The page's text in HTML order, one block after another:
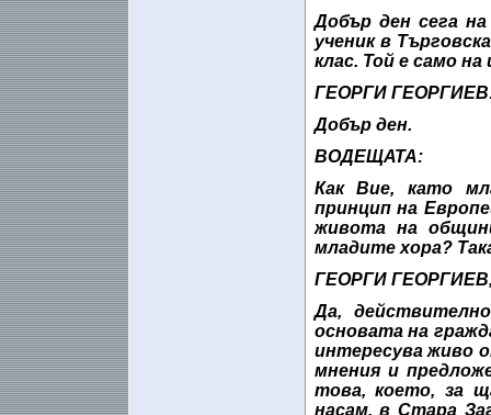
Добър ден сега
ученик в
клас. Той е само
ГЕОРГИ
Добър ден.
ВОДЕЩАТА:
Как Вие, като
принцип на
живота на
младите хора?
ГЕОРГИ ГЕОРГИЕВ,
Да,
основата на
интересува живо
мнения и
това, което, за
насам, в Стара